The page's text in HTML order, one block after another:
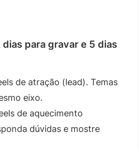
dias para gravar e 5 dias
de atração (lead). Temas
eixo.
de aquecimento
dúvidas e mostre